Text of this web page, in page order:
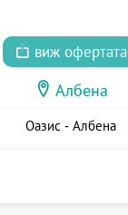
виж офертата
Албена
Оазис - Албена